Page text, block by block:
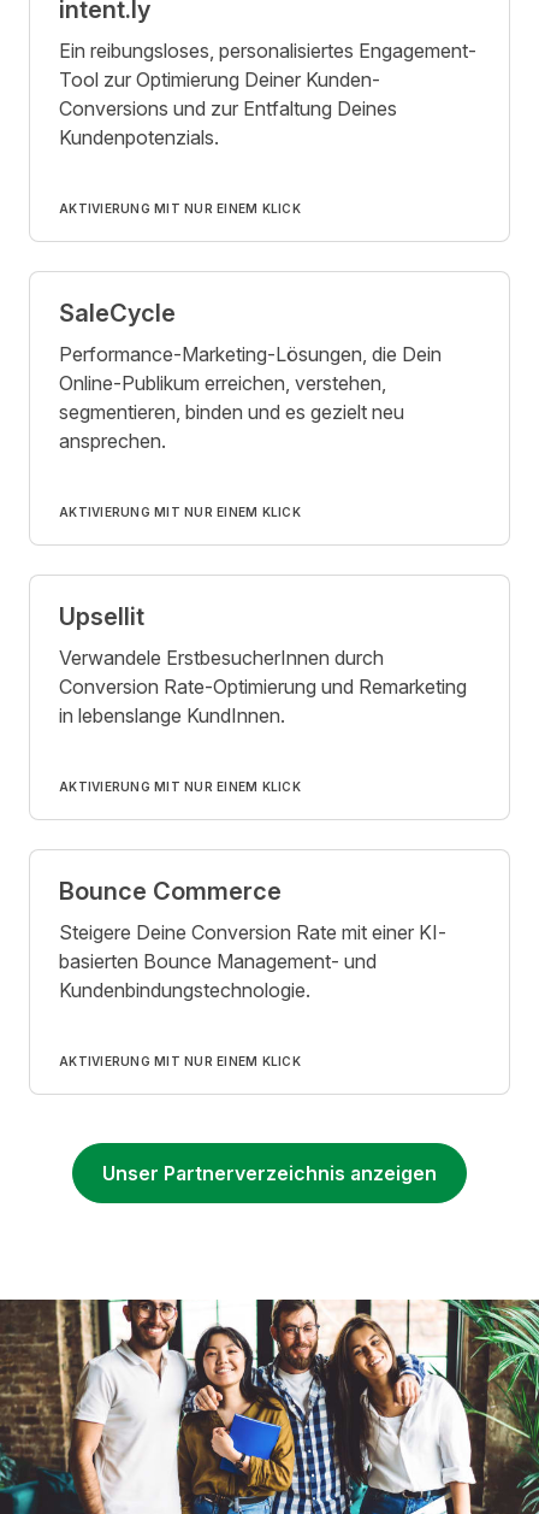
intent.ly
Ein reibungsloses, personalisiertes Engagement-
Tool zur Optimierung Deiner Kunden-
Conversions und zur Entfaltung Deines
Kundenpotenzials.
AKTIVIERUNG MIT NUR EINEM KLICK
SaleCycle
Performance-Marketing-Lösungen, die Dein
Online-Publikum erreichen, verstehen,
segmentieren, binden und es gezielt neu
ansprechen.
AKTIVIERUNG MIT NUR EINEM KLICK
Upsellit
Verwandele ErstbesucherInnen durch
Conversion Rate-Optimierung und Remarketing
in lebenslange KundInnen.
AKTIVIERUNG MIT NUR EINEM KLICK
Bounce Commerce
Steigere Deine Conversion Rate mit einer KI-
basierten Bounce Management- und
Kundenbindungstechnologie.
AKTIVIERUNG MIT NUR EINEM KLICK
Unser Partnerverzeichnis anzeigen